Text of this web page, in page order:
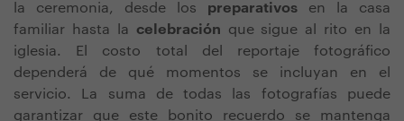
la ceremonia, desde los preparativos en la casa
familiar hasta la celebración que sigue al rito en la
iglesia. El costo total del reportaje fotográfico
dependerá de qué momentos se incluyan en el
servicio. La suma de todas las fotografías puede
garantizar que este bonito recuerdo se mantenga